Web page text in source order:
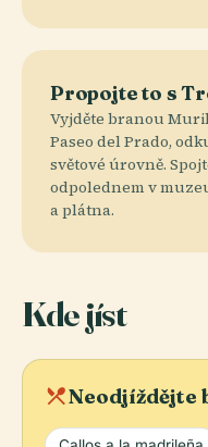
Propojte to s
Vyjděte branou
Paseo del Prado,
světové úrovně.
odpolednem v
a plátna.
Kde jíst
local_diningNeodjíždějte